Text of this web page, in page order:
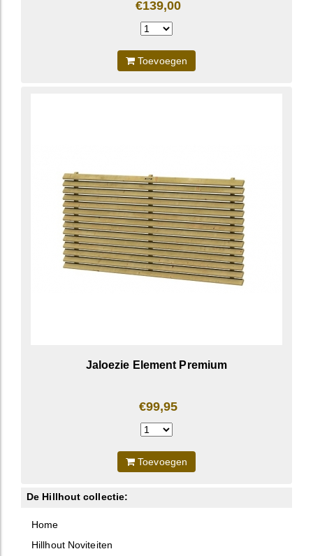
€139,00
Toevoegen
Jaloezie Element Premium
€99,95
Toevoegen
De Hillhout collectie:
Home
Hillhout Noviteiten